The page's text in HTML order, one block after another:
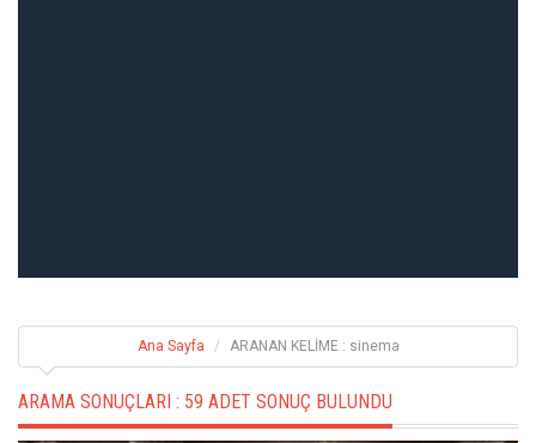
Ana Sayfa ARANAN KELİME : sinema
ARAMA SONUÇLARI : 59 ADET SONUÇ BULUNDU